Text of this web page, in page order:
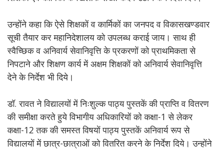
उन्होंने कहा कि ऐसे शिक्षकों व कार्मिकों का जनपद व विकासखण्डवार
सूची तैयार कर महानिदेशालय को उपलब्ध कराई जाय। साथ ही
स्वैच्छिक व अनिवार्य सेवानिवृत्ति के प्रकरणों को प्राथमिकता से
निपटाने और शिक्षण कार्य में अक्षम शिक्षकों को अनिवार्य सेवानिवृत्ति
देने के निर्देश भी दिये।
डॉ. रावत ने विद्यालयों में निःशुल्क पाठ्य पुस्तकें की प्राप्ति व वितरण
की समीक्षा करते हुये विभागीय अधिकारियों को कक्षा-1 से लेकर
कक्षा-12 तक की समस्त विषयों पाठ्य पुस्तकें अनिवार्य रूप से
विद्यालयों में छात्र-छात्राओं को वितरित करने के निर्देश दिये। उन्होंने